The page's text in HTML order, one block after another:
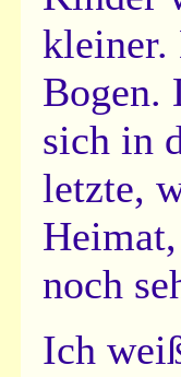
kleiner.
Bogen.
sich in
letzte,
noch
Ich